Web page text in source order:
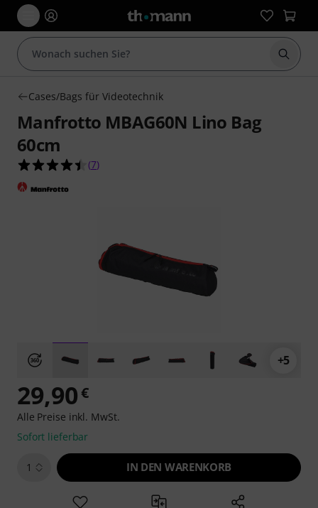
Suche
Cases/Bags für Videotechnik
Manfrotto MBAG60N Lino Bag
60cm
4.4 von 5 Sternen aus 7 Kundenbewertungen
(7)
+5
29,90€
Alle Preise inkl. MwSt.
Sofort lieferbar
1 IN DEN WARENKORB